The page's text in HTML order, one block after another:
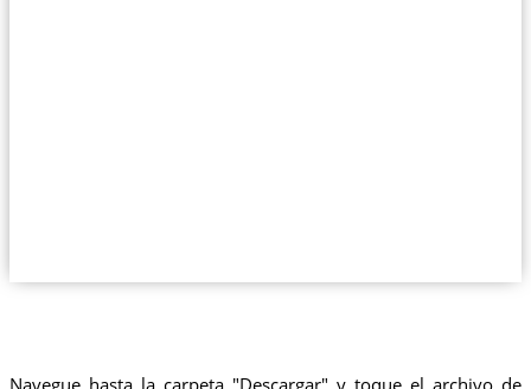
Navegue hasta la carpeta "Descargar" y toque el archivo de